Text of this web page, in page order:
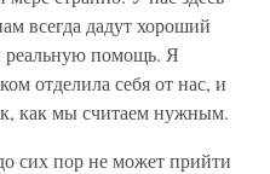
всегда дадут хороший
реальную помощь. Я
отделила себя от нас, и
как мы считаем нужным.
сих пор не может прийти